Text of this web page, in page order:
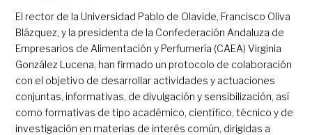
El rector de la Universidad Pablo de Olavide, Francisco Oliva
Blázquez, y la presidenta de la Confederación Andaluza de
Empresarios de Alimentación y Perfumería (CAEA) Virginia
González Lucena, han firmado un protocolo de colaboración
con el objetivo de desarrollar actividades y actuaciones
conjuntas, informativas, de divulgación y sensibilización, así
como formativas de tipo académico, científico, técnico y de
investigación en materias de interés común, dirigidas a